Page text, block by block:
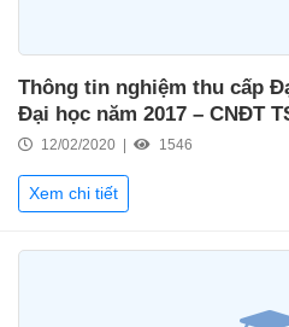
Thông tin nghiệm thu cấp
Đại học năm 2017 – CNĐT
12/02/2020 | 1546
Xem chi tiết